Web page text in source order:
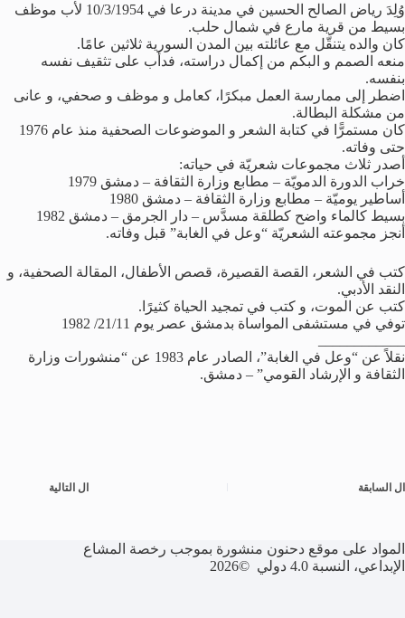
وُلِدَ رياض الصالح الحسين في مدينة درعا في 10/3/1954 لأب موظف
بسيط من قرية مارع في شمال حلب.
كان والده يتنقّل مع عائلته بين المدن السورية ثلاثين عامًا.
منعه الصمم و البكم من إكمال دراسته، فدأب على تثقيف نفسه
بنفسه.
اضطر إلى ممارسة العمل مبكرًا، كعامل و موظف و صحفي، و عانى
من مشكلة البطالة.
كان مستمرًّا في كتابة الشعر و الموضوعات الصحفية منذ عام 1976
حتى وفاته.
أصدر ثلاث مجموعات شعريّة في حياته:
خراب الدورة الدمويّة – مطابع وزارة الثقافة – دمشق 1979
أساطير يوميّة – مطابع وزارة الثقافة – دمشق 1980
بسيط كالماء واضح كطلقة مسدَّس – دار الجرمق – دمشق 1982
أنجز مجموعته الشعريّة “وعل في الغابة” قبل وفاته.
كتب في الشعر، القصة القصيرة، قصص الأطفال، المقالة الصحفية، و
النقد الأدبي.
كتب عن الموت، و كتب في تمجيد الحياة كثيرًا.
توفي في مستشفى المواساة بدمشق عصر يوم 21/11/ 1982
نقلاً عن “وعل في الغابة”، الصادر عام 1983 عن “منشورات وزارة
الثقافة و الإرشاد القومي” – دمشق.
ال السابقة ال التالية
المواد على موقع دحنون منشورة بموجب رخصة المشاع
الإبداعي، النسبة 4.0 دولي ©2026